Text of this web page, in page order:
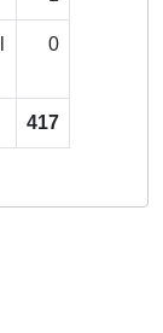
0
417